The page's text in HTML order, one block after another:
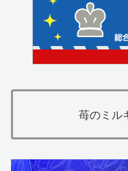
苺のミ